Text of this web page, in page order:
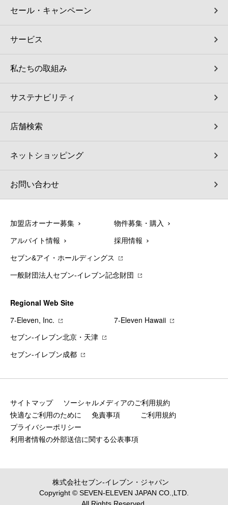
パウダースペース ラブン（店舗限定）
ソフトバンクギフト
セール・キャンペーン
サービス
私たちの取組み
サステナビリティ
店舗検索
ネットショッピング
お問い合わせ
加盟店オーナー募集 物件募集・購入
アルバイト情報 採用情報
セブン&アイ・ホールディングス
一般財団法人セブン-イレブン記念財団
Regional Web Site
7‐Eleven, Inc.
7‐Eleven Hawaii
セブン‐イレブン北京・天津
セブン‐イレブン成都
サイトマップ
ソーシャルメディアのご利用規約
快適なご利用のために
免責事項
ご利用規約
プライバシーポリシー
利用者情報の外部送信に関する公表事項
株式会社セブン‐イレブン・ジャパン
Copyright © SEVEN-ELEVEN JAPAN CO.,LTD.